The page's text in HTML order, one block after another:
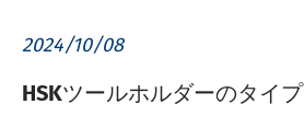
2024/10/08
HSKツールホルダーのタイプ